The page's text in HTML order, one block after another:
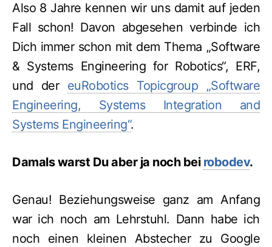
Also 8 Jahre kennen wir uns damit auf jeden
Fall schon! Davon abgesehen verbinde ich
Dich immer schon mit dem Thema „Software
& Systems Engineering for Robotics“, ERF,
und der euRobotics Topicgroup „Software
Engineering, Systems Integration and
Systems Engineering“.
Damals warst Du aber ja noch bei robodev.
Genau! Beziehungsweise ganz am Anfang
war ich noch am Lehrstuhl. Dann habe ich
noch einen kleinen Abstecher zu Google